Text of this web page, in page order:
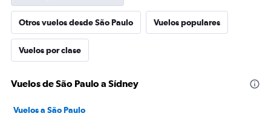
Otros vuelos desde São Paulo Vuelos populares
Vuelos por clase
Vuelos de São Paulo a Sídney
Vuelos a São Paulo